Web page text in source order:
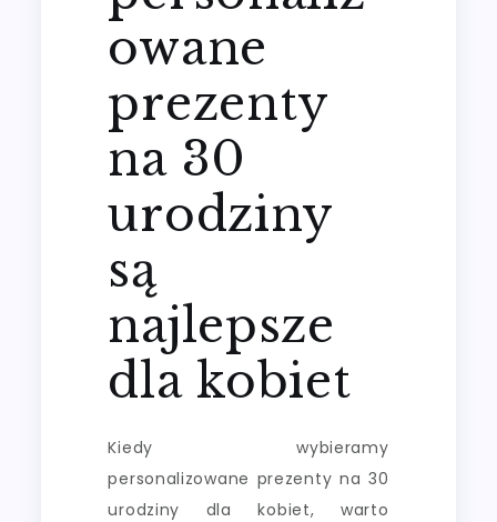
owane
prezenty
na 30
urodziny
są
najlepsze
dla kobiet
Kiedy wybieramy
personalizowane prezenty na 30
urodziny dla kobiet, warto